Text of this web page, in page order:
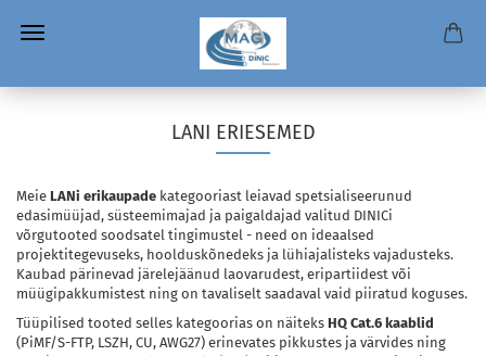
LANI ERIESEMED
Meie LANi erikaupade kategooriast leiavad spetsialiseerunud
edasimüüjad, süsteemimajad ja paigaldajad valitud DINICi
võrgutooted soodsatel tingimustel - need on ideaalsed
projektitegevuseks, hoolduskõnedeks ja lühiajalisteks vajadusteks.
Kaubad pärinevad järelejäänud laovarudest, eripartiidest või
müügipakkumistest ning on tavaliselt saadaval vaid piiratud koguses.
Tüüpilised tooted selles kategoorias on näiteks HQ Cat.6 kaablid
(PiMF/S-FTP, LSZH, CU, AWG27) erinevates pikkustes ja värvides ning